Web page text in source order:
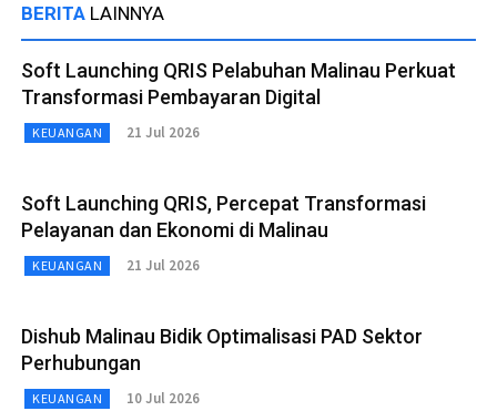
BERITA LAINNYA
Soft Launching QRIS Pelabuhan Malinau Perkuat
Transformasi Pembayaran Digital
KEUANGAN 21 Jul 2026
Soft Launching QRIS, Percepat Transformasi
Pelayanan dan Ekonomi di Malinau
KEUANGAN 21 Jul 2026
Dishub Malinau Bidik Optimalisasi PAD Sektor
Perhubungan
KEUANGAN 10 Jul 2026